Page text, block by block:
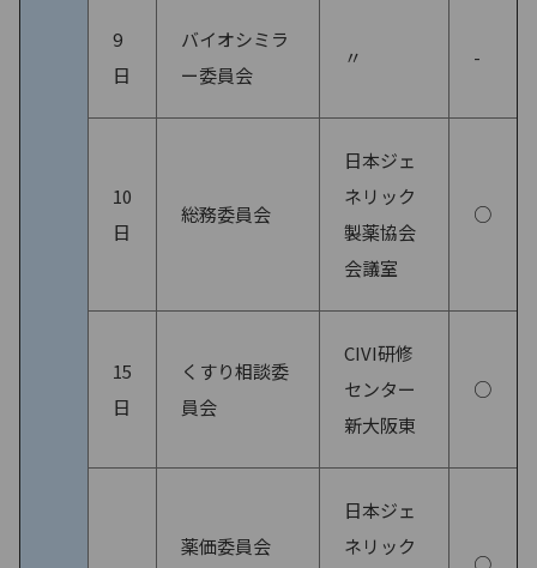
9
日
バイオシミラ
ー委員会
〃 -
10
日
総務委員会
日本ジェ
ネリック
製薬協会
会議室
○
15
日
くすり相談委
員会
CIVI研修
センター
新大阪東
○
薬価委員会
日本ジェ
ネリック